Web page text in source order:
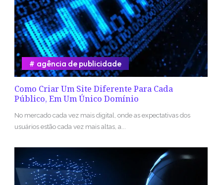
Como Criar Um Site Diferente Para Cada
Público, Em Um Único Domínio
agência de publicidade
No mercado cada vez mais digital, onde as expectativas dos
usuários estão cada vez mais altas, a...